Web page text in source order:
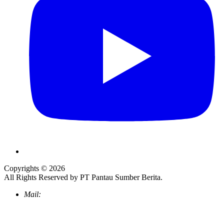
Copyrights © 2026
All Rights Reserved by PT Pantau Sumber Berita.
Mail: